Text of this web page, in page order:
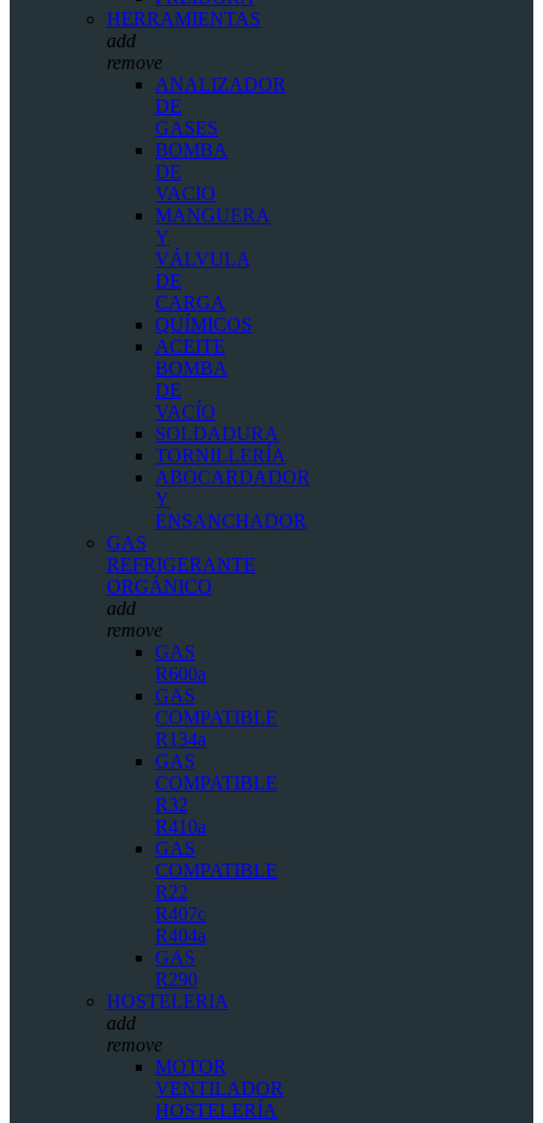
HERRAMIENTAS
add
remove
ANALIZADOR
DE
GASES
BOMBA
DE
VACIO
MANGUERA
Y
VÁLVULA
DE
CARGA
QUÍMICOS
ACEITE
BOMBA
DE
VACÍO
SOLDADURA
TORNILLERÍA
ABOCARDADOR
Y
ENSANCHADOR
GAS
REFRIGERANTE
ORGÁNICO
add
remove
GAS
R600a
GAS
COMPATIBLE
R134a
GAS
COMPATIBLE
R32
R410a
GAS
COMPATIBLE
R22
R407c
R404a
GAS
R290
HOSTELERIA
add
remove
MOTOR
VENTILADOR
HOSTELERÍA